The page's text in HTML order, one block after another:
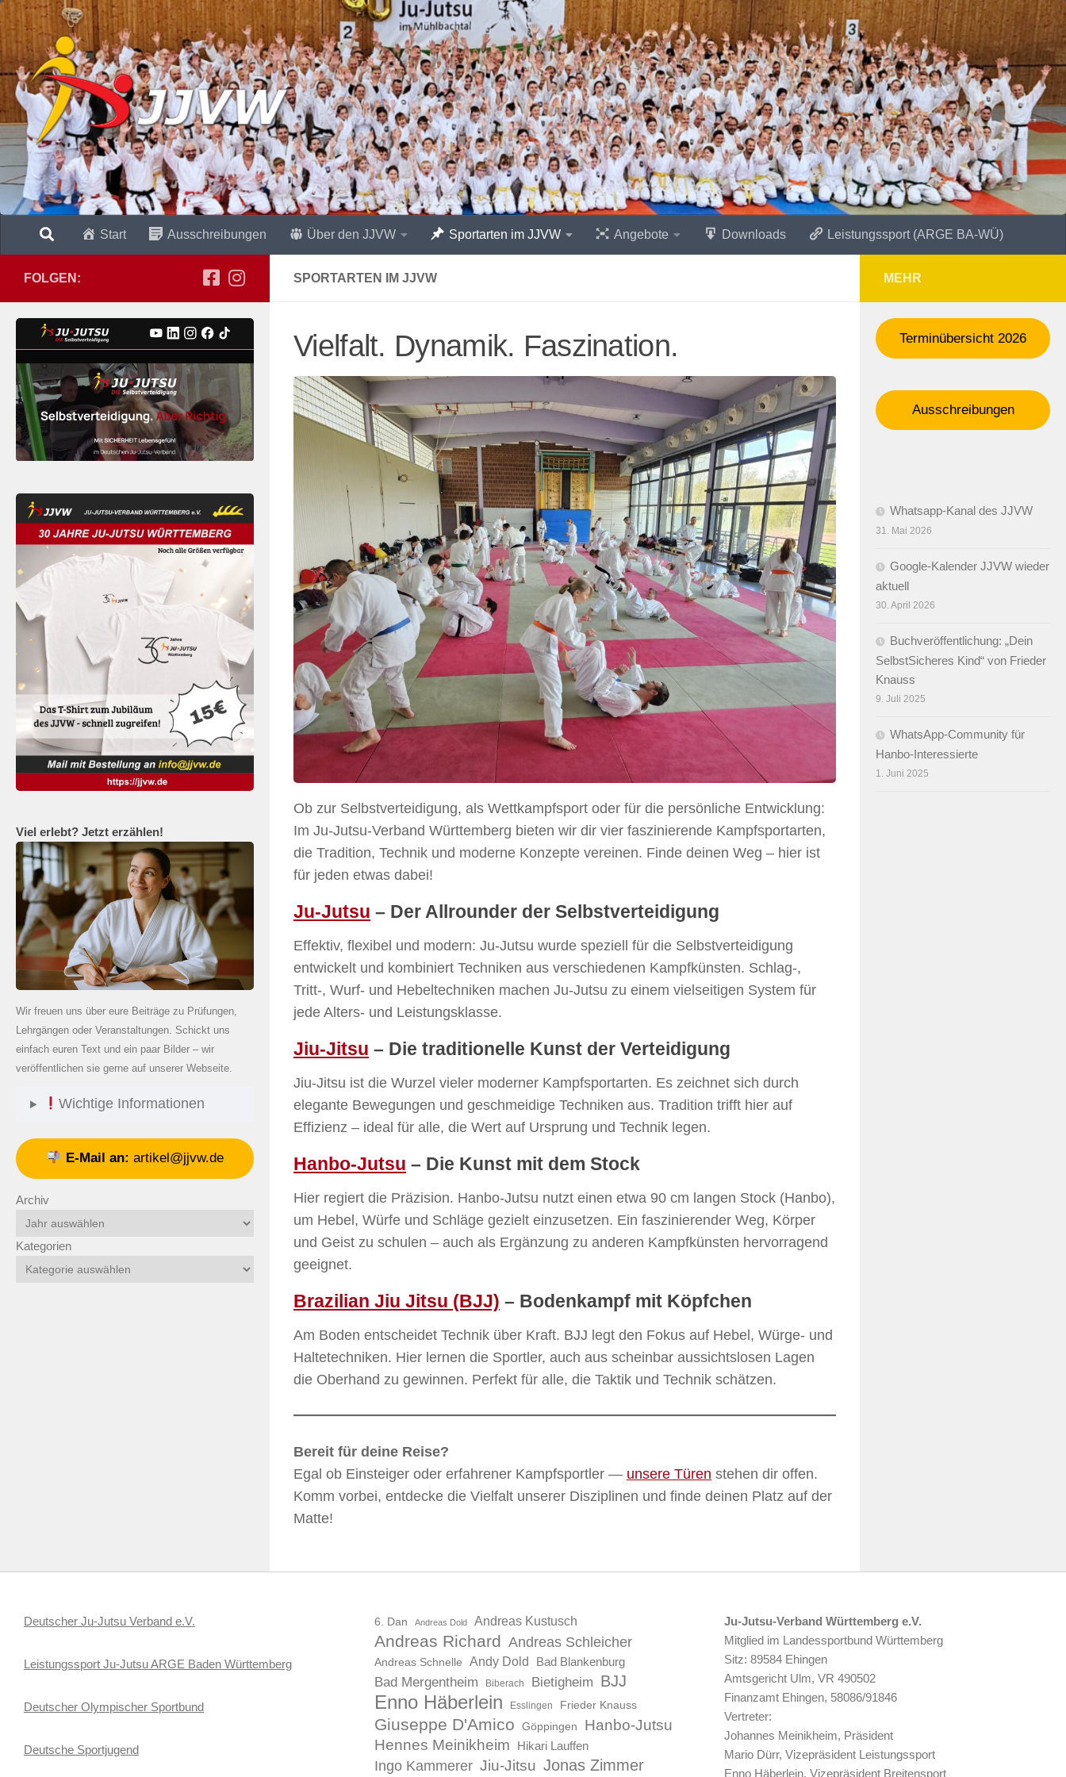
Zum Inhalt springen
Start Ausschreibungen Über den JJVW Sportarten im JJVW Angebote Downloads Leistungssport (ARGE BA-WÜ)
SPORTARTEN IM JJVW
Vielfalt. Dynamik. Faszination.
Ob zur Selbstverteidigung, als Wettkampfsport oder für die persönliche Entwicklung:
Im Ju-Jutsu-Verband Württemberg bieten wir dir vier faszinierende Kampfsportarten,
die Tradition, Technik und moderne Konzepte vereinen. Finde deinen Weg – hier ist
für jeden etwas dabei!
Ju-Jutsu – Der Allrounder der Selbstverteidigung
Effektiv, flexibel und modern: Ju-Jutsu wurde speziell für die Selbstverteidigung
entwickelt und kombiniert Techniken aus verschiedenen Kampfkünsten. Schlag-,
Tritt-, Wurf- und Hebeltechniken machen Ju-Jutsu zu einem vielseitigen System für
jede Alters- und Leistungsklasse.
Jiu-Jitsu – Die traditionelle Kunst der Verteidigung
Jiu-Jitsu ist die Wurzel vieler moderner Kampfsportarten. Es zeichnet sich durch
elegante Bewegungen und geschmeidige Techniken aus. Tradition trifft hier auf
Effizienz – ideal für alle, die Wert auf Ursprung und Technik legen.
Hanbo-Jutsu – Die Kunst mit dem Stock
Hier regiert die Präzision. Hanbo-Jutsu nutzt einen etwa 90 cm langen Stock (Hanbo),
um Hebel, Würfe und Schläge gezielt einzusetzen. Ein faszinierender Weg, Körper
und Geist zu schulen – auch als Ergänzung zu anderen Kampfkünsten hervorragend
geeignet.
Brazilian Jiu Jitsu (BJJ) – Bodenkampf mit Köpfchen
Am Boden entscheidet Technik über Kraft. BJJ legt den Fokus auf Hebel, Würge- und
Haltetechniken. Hier lernen die Sportler, auch aus scheinbar aussichtslosen Lagen
die Oberhand zu gewinnen. Perfekt für alle, die Taktik und Technik schätzen.
Bereit für deine Reise?
Egal ob Einsteiger oder erfahrener Kampfsportler — unsere Türen stehen dir offen.
Komm vorbei, entdecke die Vielfalt unserer Disziplinen und finde deinen Platz auf der
Matte!
FOLGEN:
Viel erlebt? Jetzt erzählen!
Wir freuen uns über eure Beiträge zu Prüfungen,
Lehrgängen oder Veranstaltungen. Schickt uns
einfach euren Text und ein paar Bilder – wir
veröffentlichen sie gerne auf unserer Webseite.
Wichtige Informationen
E-Mail an: artikel@jjvw.de
Archiv
Kategorien
MEHR
Terminübersicht 2026
Ausschreibungen
Whatsapp-Kanal des JJVW
31. Mai 2026
Google-Kalender JJVW wieder
aktuell
30. April 2026
Buchveröffentlichung: „Dein
SelbstSicheres Kind“ von Frieder
Knauss
9. Juli 2025
WhatsApp-Community für
Hanbo-Interessierte
1. Juni 2025
Deutscher Ju-Jutsu Verband e.V.
Leistungssport Ju-Jutsu ARGE Baden Württemberg
Deutscher Olympischer Sportbund
Deutsche Sportjugend
6. Dan Andreas Dold Andreas Kustusch
Andreas Richard Andreas Schleicher
Andreas Schnelle Andy Dold Bad Blankenburg
Bad Mergentheim Biberach Bietigheim BJJ
Enno Häberlein Esslingen Frieder Knauss
Giuseppe D'Amico Göppingen
Hanbo-Jutsu
Hennes Meinikheim
Hikari Lauffen
Ingo Kammerer Jiu-Jitsu Jonas Zimmer
Ju-Jutsu-Verband Württemberg e.V.
Mitglied im Landessportbund Württemberg
Sitz: 89584 Ehingen
Amtsgericht Ulm, VR 490502
Finanzamt Ehingen, 58086/91846
Vertreter:
Johannes Meinikheim, Präsident
Mario Dürr, Vizepräsident Leistungssport
Enno Häberlein, Vizepräsident Breitensport